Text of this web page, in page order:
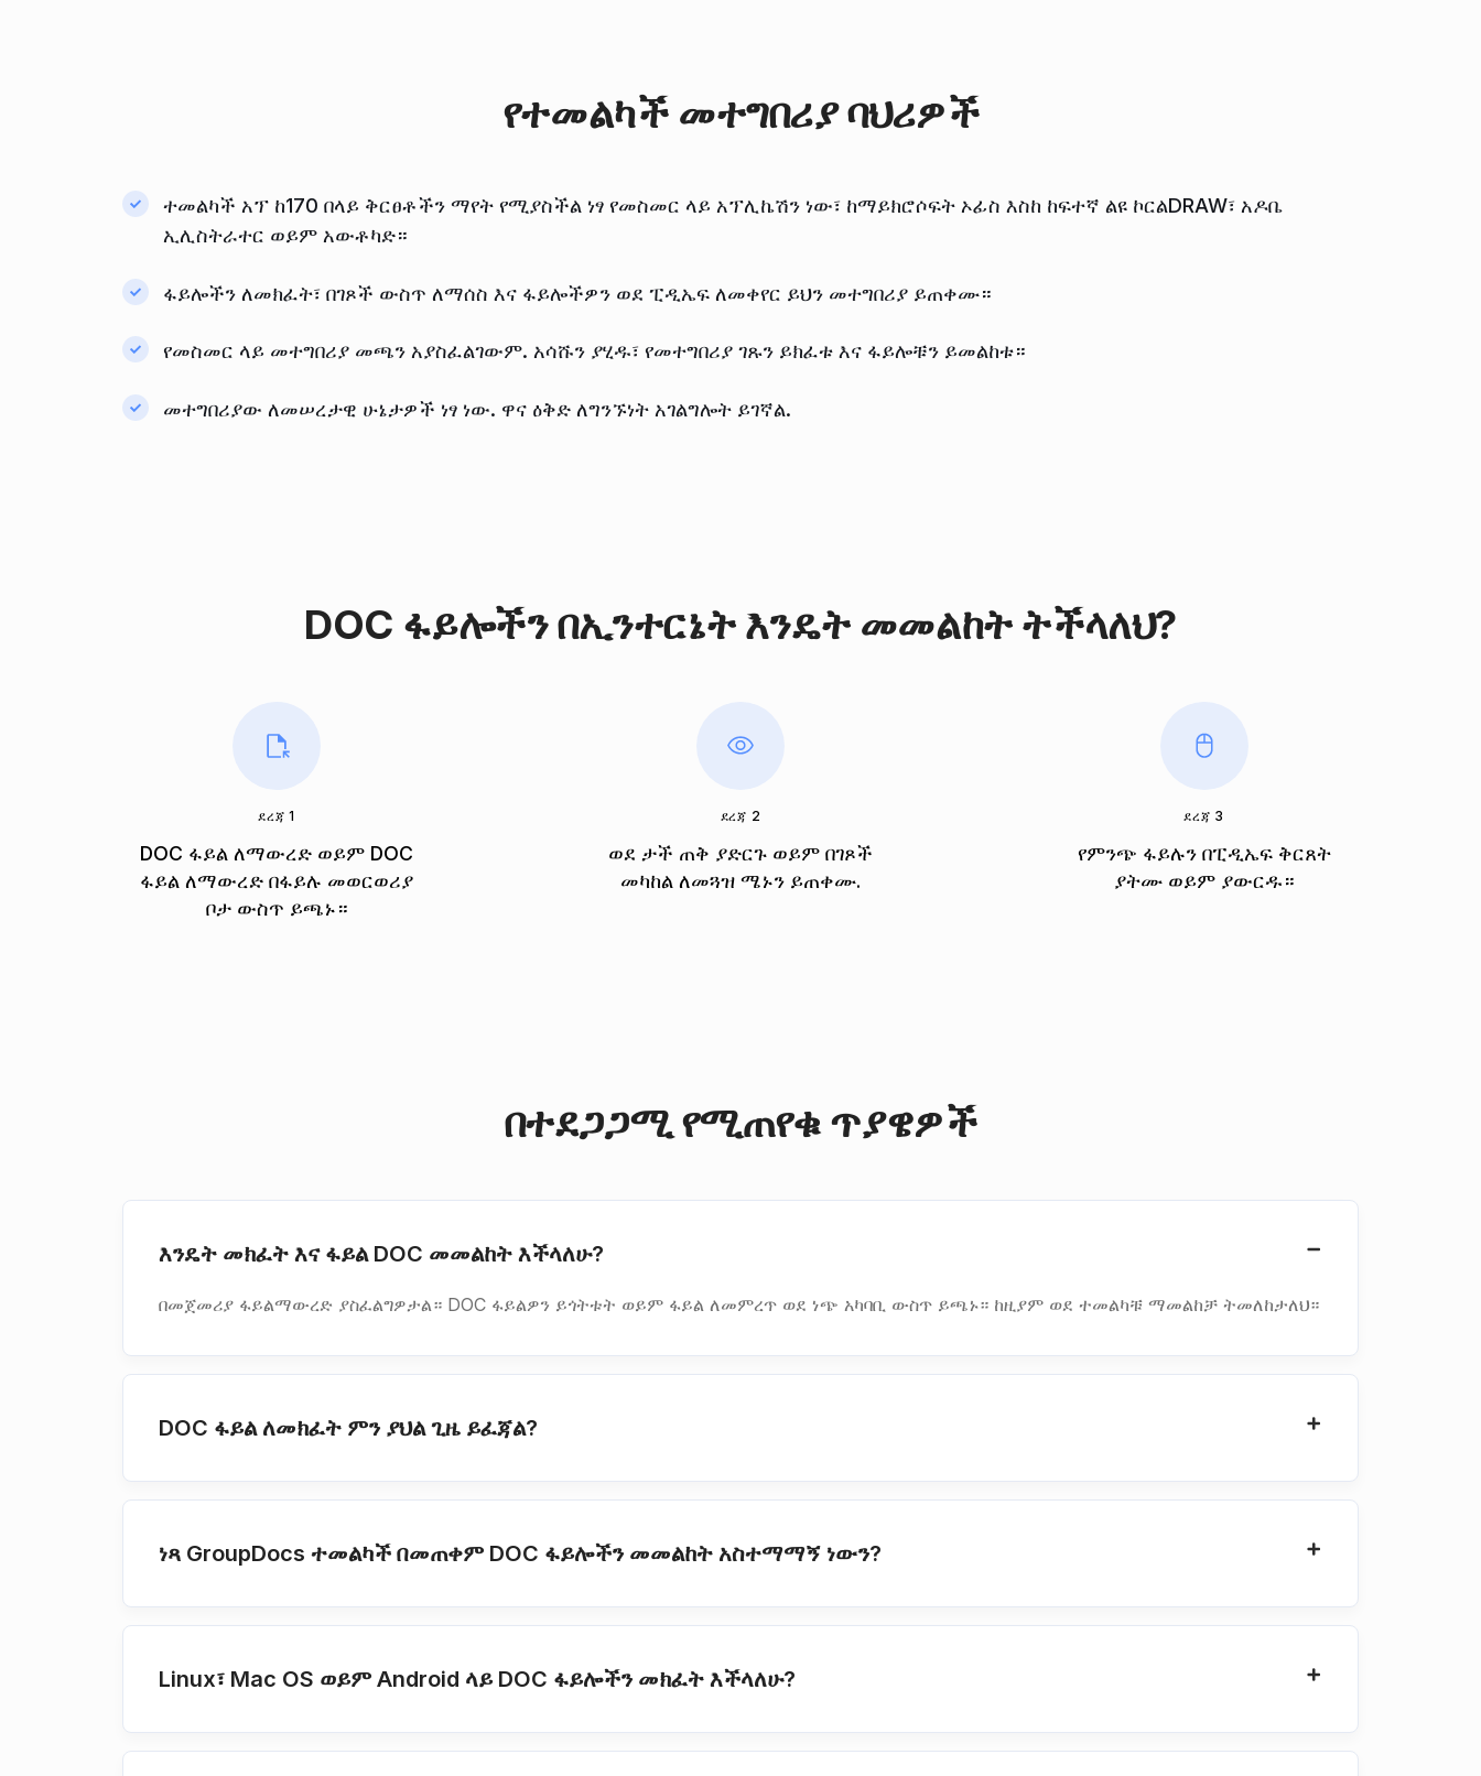
የተመልካች መተግበሪያ ባህሪዎች
ተመልካች አፕ ከ170 በላይ ቅርፀቶችን ማየት የሚያስችል ነፃ የመስመር ላይ አፕሊኬሽን ነው፣ ከማይክሮሶፍት ኦፊስ እስከ ከፍተኛ ልዩ ኮርልDRAW፣ አዶቤ
ኢሊስትራተር ወይም አውቶካድ።
ፋይሎችን ለመክፈት፣ በገጾች ውስጥ ለማሰስ እና ፋይሎችዎን ወደ ፒዲኤፍ ለመቀየር ይህን መተግበሪያ ይጠቀሙ።
የመስመር ላይ መተግበሪያ መጫን አያስፈልገውም. አሳሹን ያሂዱ፣ የመተግበሪያ ገጹን ይክፈቱ እና ፋይሎቹን ይመልከቱ።
መተግበሪያው ለመሠረታዊ ሁኔታዎች ነፃ ነው. ዋና ዕቅድ ለግንኙነት አገልግሎት ይገኛል.
DOC ፋይሎችን በኢንተርኔት እንዴት መመልከት ትችላለህ?
ደረጃ 1
DOC ፋይል ለማውረድ ወይም DOC
ፋይል ለማውረድ በፋይሉ መወርወሪያ
ቦታ ውስጥ ይጫኑ።
ደረጃ 2
ወደ ታች ጠቅ ያድርጉ ወይም በገጾች
መካከል ለመጓዝ ሜኑን ይጠቀሙ.
ደረጃ 3
የምንጭ ፋይሉን በፒዲኤፍ ቅርጸት
ያትሙ ወይም ያውርዱ።
በተደጋጋሚ የሚጠየቁ ጥያዌዎች
እንዴት መክፈት እና ፋይል DOC መመልከት እችላለሁ?
በመጀመሪያ ፋይልማውረድ ያስፈልግዎታል። DOC ፋይልዎን ይጎትቱት ወይም ፋይል ለመምረጥ ወደ ነጭ አካባቢ ውስጥ ይጫኑ። ከዚያም ወደ ተመልካቹ ማመልከቻ ትመለከታለህ።
DOC ፋይል ለመክፈት ምን ያህል ጊዜ ይፈጃል?
ነጻ GroupDocs ተመልካች በመጠቀም DOC ፋይሎችን መመልከት አስተማማኝ ነውን?
Linux፣ Mac OS ወይም Android ላይ DOC ፋይሎችን መክፈት እችላለሁ?